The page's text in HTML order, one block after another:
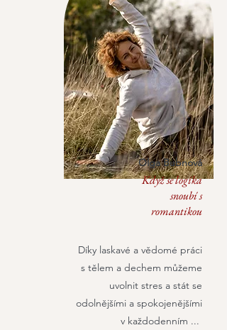
Olga Bubnová
Když se logika
snoubí s
romantikou
Díky laskavé a vědomé práci
s tělem a dechem můžeme
uvolnit stres a stát se
odolnějšími a spokojenějšími
v každodenním ...